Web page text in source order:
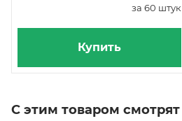
за 60 штук
Купить
С этим товаром смотрят